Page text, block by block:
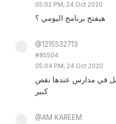
05:02 PM, 24 Oct 2020
هيفتح برنامج اليومي ؟
@1215532713
#85504
05:04 PM, 24 Oct 2020
في مدارس عندها نقص
كبير
@AM KAREEM